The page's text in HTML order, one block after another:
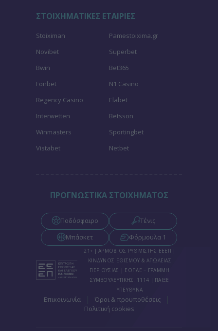
ΣΤΟΙΧΗΜΑΤΙΚΕΣ ΕΤΑΙΡΙΕΣ
Stoiximan
Pamestoixima.gr
Novibet
Superbet
Bwin
Bet365
Fonbet
N1 Casino
Regency Casino
Elabet
Interwetten
Betsson
Winmasters
Sportingbet
Vistabet
Netbet
ΠΡΟΓΝΩΣΤΙΚΑ ΣΤΟΙΧΗΜΑΤΟΣ
Ποδόσφαιρο
Τένις
Μπάσκετ
Φόρμουλα 1
21+ | ΑΡΜΟΔΙΟΣ ΡΥΘΜΙΣΤΗΣ ΕΕΕΠ |
ΚΙΝΔΥΝΟΣ ΕΘΙΣΜΟΥ & ΑΠΩΛΕΙΑΣ
ΠΕΡΙΟΥΣΙΑΣ | ΕΟΠΑΕ – ΓΡΑΜΜΗ
ΣΥΜΒΟΥΛΕΥΤΙΚΗΣ: 1114 | ΠΑΙΞΕ
ΥΠΕΥΘΥΝΑ
Επικοινωνία Όροι & προυποθέσεις
Πολιτική cookies